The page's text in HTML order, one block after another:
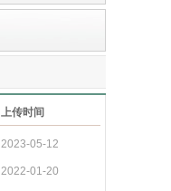
上传时间
2023-05-12
2022-01-20